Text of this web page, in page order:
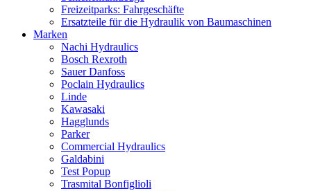
Freizeitparks: Fahrgeschäfte
Ersatzteile für die Hydraulik von Baumaschinen
Marken
Nachi Hydraulics
Bosch Rexroth
Sauer Danfoss
Poclain Hydraulics
Linde
Kawasaki
Hagglunds
Parker
Commercial Hydraulics
Galdabini
Test Popup
Trasmital Bonfiglioli